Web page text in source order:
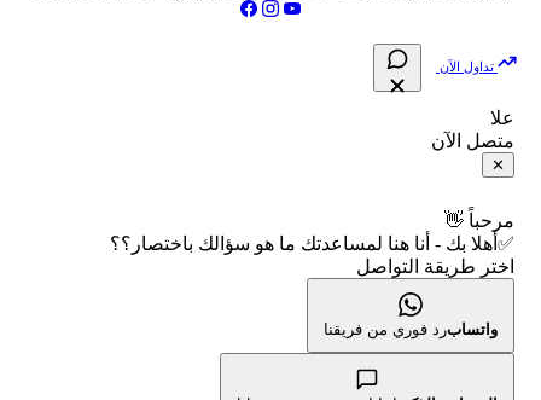
فحص الأسهم الأمريكية الشرعي
📋 جميع الأسهم
🕌 الأسهم الحلال
👨‍🏫 العلماء والهيئات الشرعية
📈 حاسبة عائد التداول
📊 حاسبة الربح التراكمي
🧮 حاسبة متوسط سعر السهم
📅 التقويم الاقتصادي
🕐 أوقات عمل السوق
📅 المؤشرات الاقتصادية
سياسة تقييم الشركات
الإبلاغ عن شركة نصابة
شروط الاستخدام
سياسة الخصوصية
تداول الآن
علا
متصل الآن
✕
مرحباً 👋
✅أهلا بك - أنا هنا لمساعدتك ما هو سؤالك باختصار؟؟
اختر طريقة التواصل
واتسابرد فوري من فريقنا